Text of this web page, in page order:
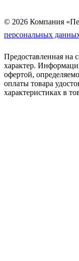
© 2026 Компания
персональных
Предоставленная на
характер.
офертой,
оплаты товара
характеристиках в